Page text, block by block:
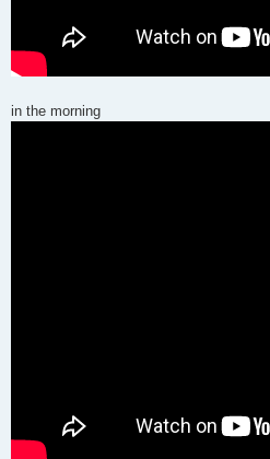
in the morning